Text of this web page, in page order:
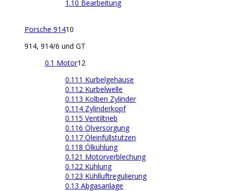
1.10 Bearbeitung
Porsche 91410
914, 914/6 und GT
0.1 Motor12
0.111 Kurbelgehäuse
0.112 Kurbelwelle
0.113 Kolben Zylinder
0.114 Zylinderkopf
0.115 Ventiltrieb
0.116 Ölversorgung
0.117 Öleinfüllstutzen
0.118 Ölkühlung
0.121 Motorverblechung
0.122 Kühlung
0.123 Kühlluftregulierung
0.13 Abgasanlage